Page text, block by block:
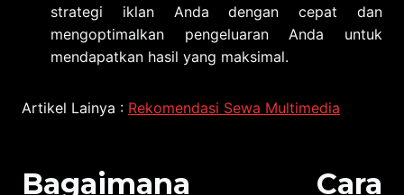
strategi iklan Anda dengan cepat dan
mengoptimalkan pengeluaran Anda untuk
mendapatkan hasil yang maksimal.
Artikel Lainya : Rekomendasi Sewa Multimedia
Bagaimana Cara